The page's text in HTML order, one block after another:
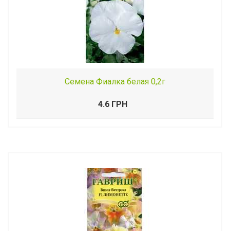
Семена Фиалка белая 0,2г
4.6 ГРН